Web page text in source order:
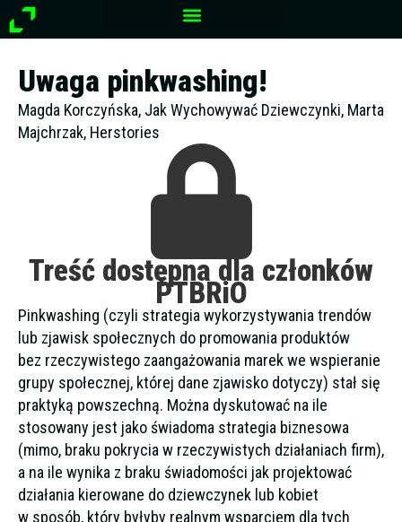
Przejdź
do
Uwaga pinkwashing!
Magda Korczyńska, Jak Wychowywać Dziewczynki, Marta
Majchrzak, Herstories
Treść dostępna dla członków
PTBRiO
Pinkwashing (czyli strategia wykorzystywania trendów
lub zjawisk społecznych do promowania produktów
bez rzeczywistego zaangażowania marek we wspieranie
grupy społecznej, której dane zjawisko dotyczy) stał się
praktyką powszechną. Można dyskutować na ile
stosowany jest jako świadoma strategia biznesowa
(mimo, braku pokrycia w rzeczywistych działaniach firm),
a na ile wynika z braku świadomości jak projektować
działania kierowane do dziewczynek lub kobiet
w sposób, który byłyby realnym wsparciem dla tych